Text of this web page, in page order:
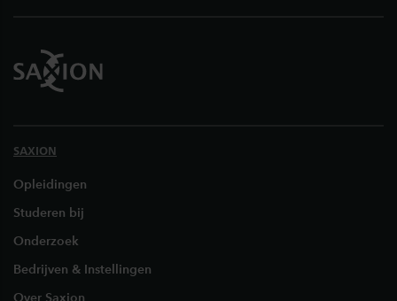
SAXION
Opleidingen
Studeren bij
Onderzoek
Bedrijven & Instellingen
Over Saxion